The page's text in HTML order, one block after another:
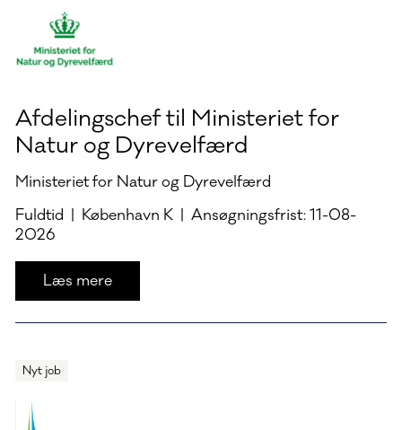
Afdelingschef til Ministeriet for
Natur og Dyrevelfærd
Ministeriet for Natur og Dyrevelfærd
Fuldtid | København K | Ansøgningsfrist: 11-08-
2026
Læs mere
Nyt job